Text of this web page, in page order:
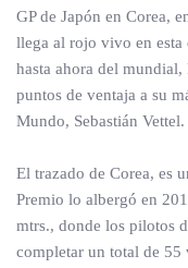
GP de Japón en Corea,
llega al rojo vivo en esta
hasta ahora del
puntos de ventaja a su
Mundo, Sebastián Vettel.
El trazado de Corea, es
Premio lo albergó en
mtrs., donde los pilotos
completar un total de 55